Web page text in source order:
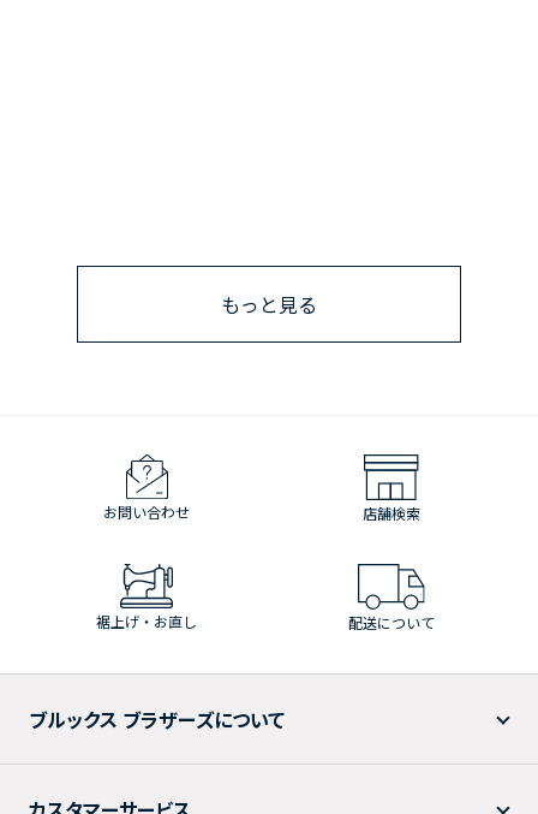
もっと見る
お問い合わせ 店舗検索
裾上げ・お直し 配送について
ブルックス ブラザーズについて